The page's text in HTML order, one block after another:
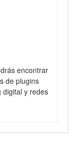
encontrar
de plugins
digital y redes